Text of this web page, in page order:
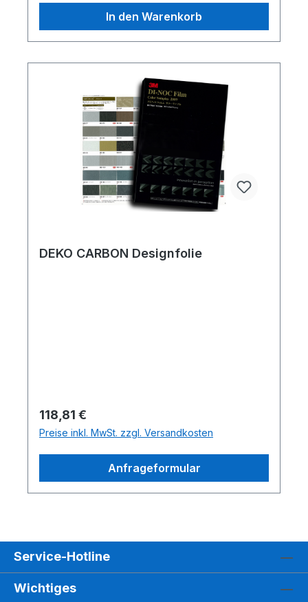
In den Warenkorb
DEKO CARBON Designfolie
Regulärer Preis:
118,81 €
Preise inkl. MwSt. zzgl. Versandkosten
Anfrageformular
Service-Hotline
Wichtiges